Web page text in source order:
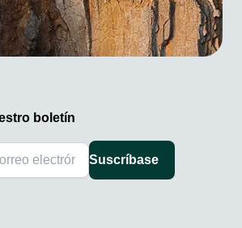
boletín
Suscríbase